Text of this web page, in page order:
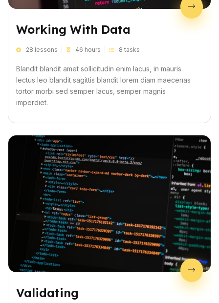
Working With Data
28 lessons 46 hours 8 tasks
Blandit blandit amet sollicitudin enim lacus, in mauris
lectus leo blandit sagittis blandit lorem diam maecenas
tortor morbi sed semper lacus, semper magnis
imperdiet.
Validating